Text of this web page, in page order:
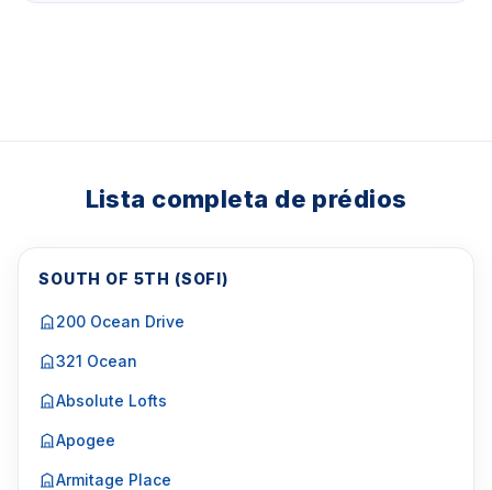
Lista completa de prédios
SOUTH OF 5TH (SOFI)
200 Ocean Drive
321 Ocean
Absolute Lofts
Apogee
Armitage Place